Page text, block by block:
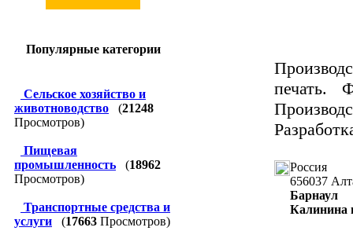
Популярные категории
Сельское хозяйство и
животноводство
(21248
Просмотров)
Пищевая
промышленность
(18962
Просмотров)
Транспортные средства и
услуги
(17663 Просмотров)
печать.
Россия
656037
Барнаул
Калинина